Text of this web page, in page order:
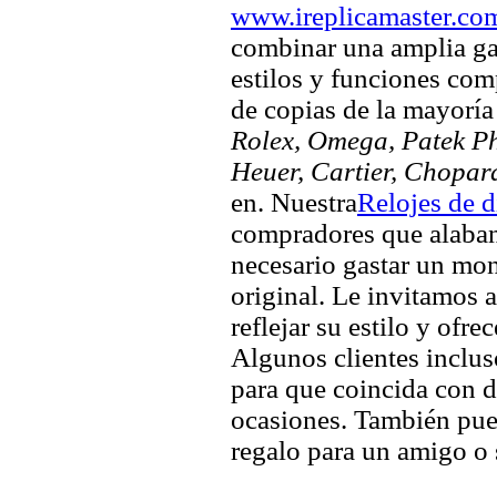
combinar una amplia
estilos y funciones
de copias de la
Rolex, Omega, Patek
Heuer, Cartier,
en. NuestraRelojes de
compradores que
necesario gastar un
original. Le invitamos
reflejar su estilo y
Algunos clientes
para que coincida con
ocasiones. También
regalo para un amigo o